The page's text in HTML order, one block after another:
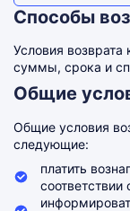
Способы
Условия возврата
суммы, срока и
Общие
Общие условия
следующие:
платить